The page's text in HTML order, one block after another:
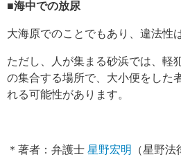
■海中での放尿
大海原でのことでもあり、違法性
ただし、人が集まる砂浜では、軽
の集合する場所で、大小便をした
れる可能性があります。
＊著者：弁護士 星野宏明
（星野